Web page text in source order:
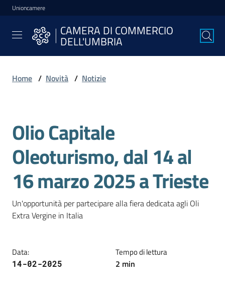
Vai al contenuto
Vai alla navigazione
Vai al footer
Unioncamere
CAMERA DI COMMERCIO
DELL'UMBRIA
CAMERA DI
COMMERCIO
DELL'UMBRIA
Avviare
l'Impresa
Gestire
l'Impresa
Promuovere
l'Impresa
Home / Novità / Notizie
Salta al contenuto
Olio Capitale
Oleoturismo, dal 14 al
16 marzo 2025 a Trieste
Un'opportunità per partecipare alla fiera dedicata agli Oli
Extra Vergine in Italia
Data:
14-02-2025
Tempo di lettura
2 min